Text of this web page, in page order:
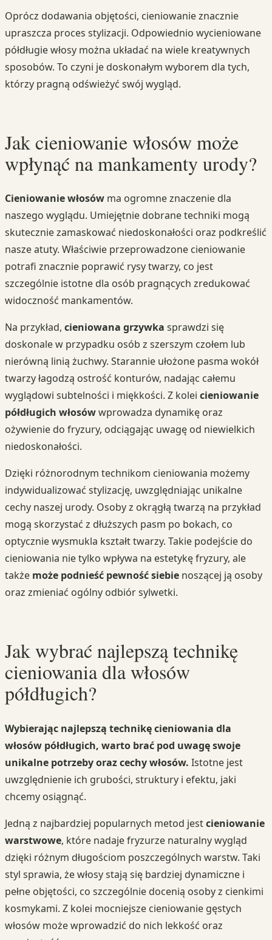
Oprócz dodawania objętości, cieniowanie znacznie
upraszcza proces stylizacji. Odpowiednio wycieniowane
półdługie włosy można układać na wiele kreatywnych
sposobów. To czyni je doskonałym wyborem dla tych,
którzy pragną odświeżyć swój wygląd.
Jak cieniowanie włosów może
wpłynąć na mankamenty urody?
Cieniowanie włosów ma ogromne znaczenie dla
naszego wyglądu. Umiejętnie dobrane techniki mogą
skutecznie zamaskować niedoskonałości oraz podkreślić
nasze atuty. Właściwie przeprowadzone cieniowanie
potrafi znacznie poprawić rysy twarzy, co jest
szczególnie istotne dla osób pragnących zredukować
widoczność mankamentów.
Na przykład, cieniowana grzywka sprawdzi się
doskonale w przypadku osób z szerszym czołem lub
nierówną linią żuchwy. Starannie ułożone pasma wokół
twarzy łagodzą ostrość konturów, nadając całemu
wyglądowi subtelności i miękkości. Z kolei cieniowanie
półdługich włosówwprowadza dynamikę oraz
ożywienie do fryzury, odciągając uwagę od niewielkich
niedoskonałości.
Dzięki różnorodnym technikom cieniowania możemy
indywidualizować stylizację, uwzględniając unikalne
cechy naszej urody. Osoby z okrągłą twarzą na przykład
mogą skorzystać z dłuższych pasm po bokach, co
optycznie wysmukla kształt twarzy. Takie podejście do
cieniowania nie tylko wpływa na estetykę fryzury, ale
także może podnieść pewność siebie noszącej ją osoby
oraz zmieniać ogólny odbiór sylwetki.
Jak wybrać najlepszą technikę
cieniowania dla włosów
półdługich?
Wybierając najlepszą technikę cieniowania dla
włosów półdługich, warto brać pod uwagę swoje
unikalne potrzeby oraz cechy włosów. Istotne jest
uwzględnienie ich grubości, struktury i efektu, jaki
chcemy osiągnąć.
Jedną z najbardziej popularnych metod jestcieniowanie
warstwowe, które nadaje fryzurze naturalny wygląd
dzięki różnym długościom poszczególnych warstw. Taki
styl sprawia, że włosy stają się bardziej dynamiczne i
pełne objętości, co szczególnie docenią osoby z cienkimi
kosmykami. Z kolei mocniejsze cieniowanie gęstych
włosów może wprowadzić do nich lekkość oraz